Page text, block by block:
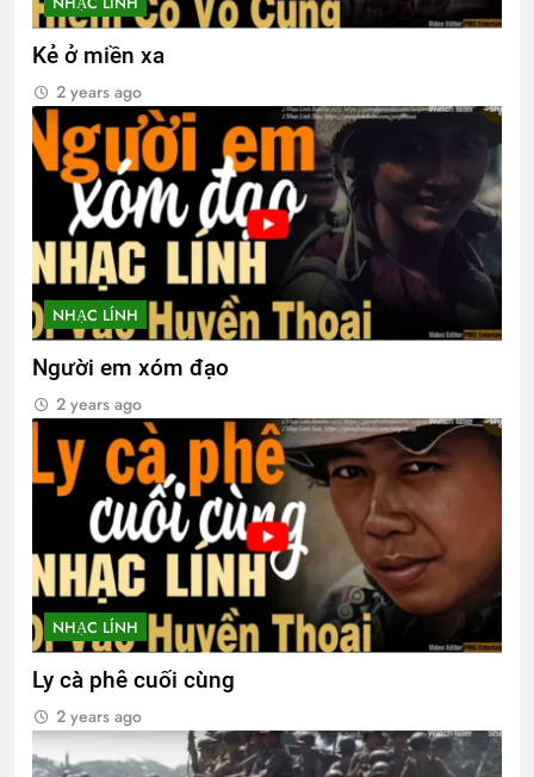
Kẻ ở miền xa
2 years ago
NHẠC LÍNH
Người em xóm đạo
2 years ago
NHẠC LÍNH
Ly cà phê cuối cùng
2 years ago